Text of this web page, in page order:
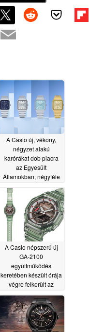
A Casio új, vékony,
négyzet alakú
karórákat dob piacra
az Egyesült
Államokban, négyféle
06/18/2026
A Casio népszerű új
GA-2100
együttműködés
keretében készült órája
végre felkerült az
listára06/17/2026